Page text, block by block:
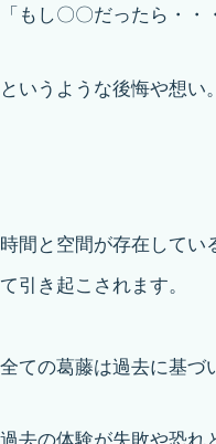
「もし〇〇だったら・・
というような後悔や想い。
時間と空間が存在してい
て引き起こされます。
全ての葛藤は過去に基づ